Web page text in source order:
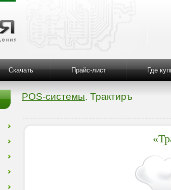
Скачать Прайс-лист Где
POS-системы. Трактиръ